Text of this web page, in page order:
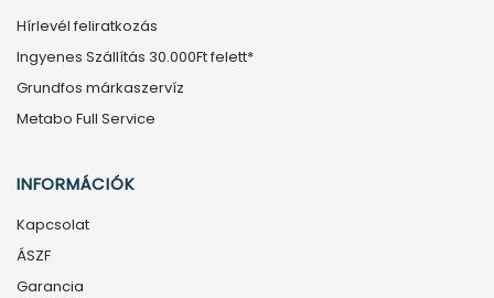
Hírlevél feliratkozás
Ingyenes Szállítás 30.000Ft felett*
Grundfos márkaszervíz
Metabo Full Service
INFORMÁCIÓK
Kapcsolat
ÁSZF
Garancia